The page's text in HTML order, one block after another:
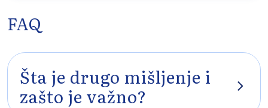
FAQ
Šta je drugo mišljenje i
zašto je važno?